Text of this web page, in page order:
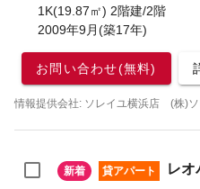
1K(19.87㎡) 2階建/2階
2009年9月(築17年)
お問い合わせ(無料)
情報提供会社: ソレイユ横浜店 (株)
新着 貸アパート レ